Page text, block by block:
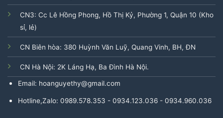
CN3: Cc Lê Hồng Phong, Hồ Thị Kỷ, Phường 1, Quận 10 (Kho
sỉ, lẻ)
CN Biên hòa: 380 Huỳnh Văn Luỹ, Quang Vinh, BH, ĐN
CN Hà Nội: 2K Láng Hạ, Ba Đình Hà Nội.
Email: hoanguyethy@gmail.com
Hotline,Zalo: 0989.578.353 - 0934.123.036 - 0934.960.036